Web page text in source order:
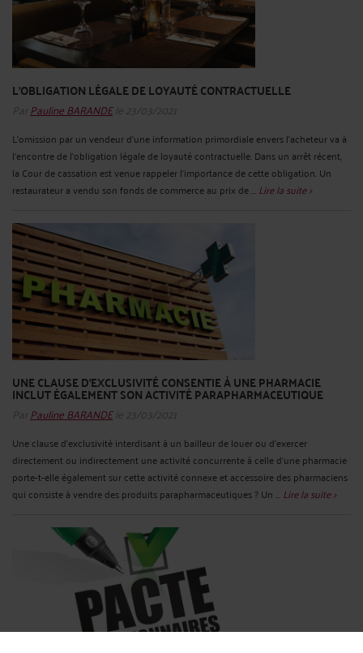
L'OBLIGATION LÉGALE DE LOYAUTÉ CONTRACTUELLE
Par Pauline BARANDEle 23/03/2021
L’omission par un vendeur d’une information primordiale envers l’acheteur va à
l’encontre de l’obligation légale de loyauté contractuelle. Dans un arrêt récent,
la Cour de cassation est venue rappeler l’importance de cette obligation. Un
restaurateur a vendu son fonds de commerce au prix de ... Lire la suite >
UNE CLAUSE D’EXCLUSIVITÉ CONSENTIE À UNE PHARMACIE
INCLUT ÉGALEMENT SON ACTIVITÉ PARAPHARMACEUTIQUE
Par Pauline BARANDEle 23/03/2021
Une clause d’exclusivité interdisant à un bailleur de louer ou d’exercer
directement ou indirectement une activité concurrente à celle d’une pharmacie
porte-t-elle également sur cette activité connexe et accessoire des pharmaciens
qui consiste à vendre des produits parapharmaceutiques ? Un ... Lire la suite >